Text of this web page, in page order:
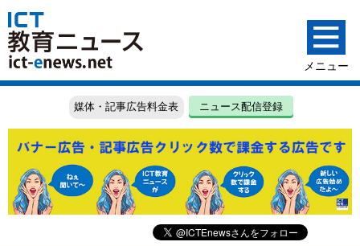
媒体・記事広告料金表 ニュース配信登録